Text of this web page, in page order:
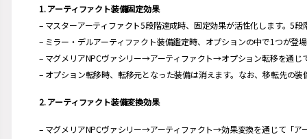
1. アーティファクト装備固定効果
– マスターアーティファクト5段階達成時、固定効果が活性化します。5
– ミラー・デルアーティファクト装備鑑定時、オプションの中で1つが登
– マグメリアNPCヴァシリー→アーティファクト→オプション転移を通
– オプション転移時、転移元となった装備は消えます。なお、移転先の装
2. アーティファクト装備変換効果
– マグメリアNPCヴァシリー→アーティファクト→効果変換を通じて「ア